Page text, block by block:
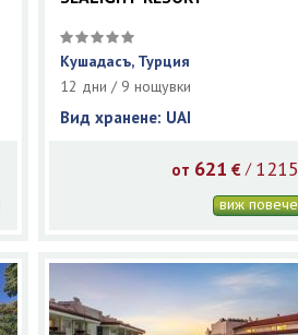
Кушадасъ, Турция
12 дни / 9 нощувки
Вид хранене: UAI
от 621 € / 1215
виж повече